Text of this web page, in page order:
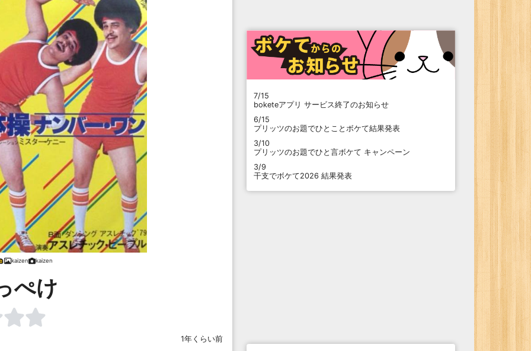
kaizen kaizen
ぺけ
1年くらい前
7/15
boketeアプリ サービス終了のお知らせ
6/15
プリッツのお題でひとことボケて結果発表
3/10
プリッツのお題でひと言ボケて キャンペーン
3/9
干支でボケて2026 結果発表